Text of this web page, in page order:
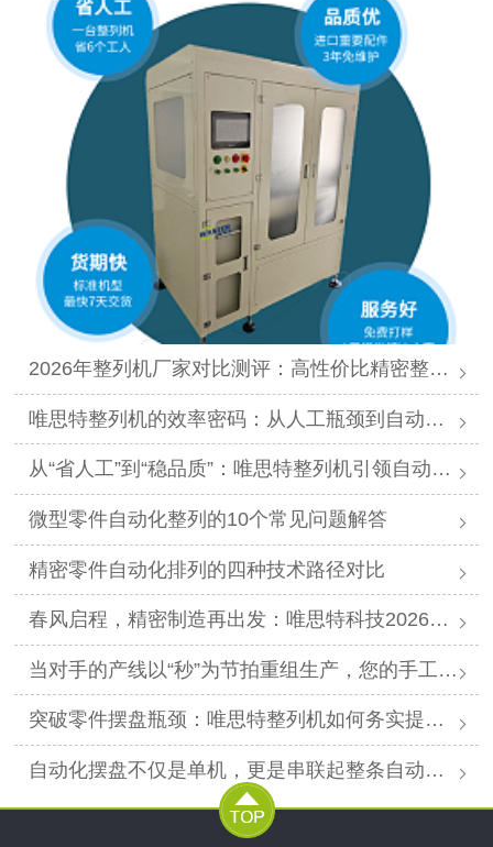
2026年整列机厂家对比测评：高性价比精密整列品牌推荐
唯思特整列机的效率密码：从人工瓶颈到自动化跨越
从“省人工”到“稳品质”：唯思特整列机引领自动化价值跃迁
微型零件自动化整列的10个常见问题解答
精密零件自动化排列的四种技术路径对比
春风启程，精密制造再出发：唯思特科技2026年春节后正式开工
当对手的产线以“秒”为节拍重组生产，您的手工摆盘环节是否已成为供应链响应赛跑中的“绊马索”？
突破零件摆盘瓶颈：唯思特整列机如何务实提升产线效能
自动化摆盘不仅是单机，更是串联起整条自动化产线的“高效关节”。